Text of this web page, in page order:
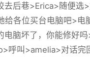
去后巷>Erica>随便选
各位买台电脑吧>电
电脑坏了，你能修好
呼叫>amelia>对话